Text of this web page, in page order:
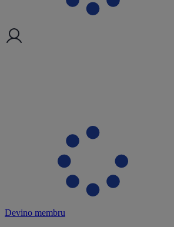
Devino membru